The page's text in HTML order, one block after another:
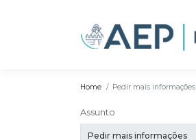
Home Pedir mais informações
Assunto